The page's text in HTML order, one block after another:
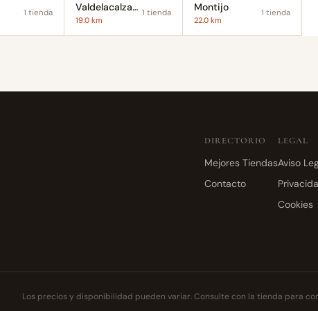
1 tienda Valdelacalzada
19.0 km
1 tienda Montijo
22.0 km
1 tienda
DIRECTORIO
Mejores Tiendas
Contacto
LEGAL
Aviso
Cookies
Los precios y disponibilidad pueden variar. Consulte con la tienda para